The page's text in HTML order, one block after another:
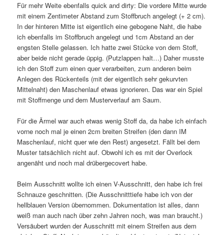
Für mehr Weite ebenfalls quick and dirty: Die vordere Mitte wurde
mit einem Zentimeter Abstand zum Stoffbruch angelegt (+ 2 cm).
In der hinteren Mitte ist eigentlich eine gebogene Naht, die habe
ich ebenfalls im Stoffbruch angelegt und 1cm Abstand an der
engsten Stelle gelassen. Ich hatte zwei Stücke von dem Stoff,
aber beide nicht gerade üppig. (Putzlappen halt…) Daher musste
ich den Stoff zum einen quer verarbeiten, zum anderen beim
Anlegen des Rückenteils (mit der eigentlich sehr gekurvten
Mittelnaht) den Maschenlauf etwas ignorieren. Das war ein Spiel
mit Stoffmenge und dem Musterverlauf am Saum.
Für die Ärmel war auch etwas wenig Stoff da, da habe ich einfach
vorne noch mal je einen 2cm breiten Streifen (den dann IM
Maschenlauf, nicht quer wie den Rest) angesetzt. Fällt bei dem
Muster tatsächlich nicht auf. Obwohl ich es mit der Overlock
angenäht und noch mal drübergecovert habe.
Beim Ausschnitt wollte ich einen V-Ausschnitt, den habe ich frei
Schnauze geschnitten. (Die Ausschnitttiefe habe ich von der
hellblauen Version übernommen. Dokumentation ist alles, dann
weiß man auch nach über zehn Jahren noch, was man braucht.)
Versäubert wurden der Ausschnitt mit einem Streifen aus dem